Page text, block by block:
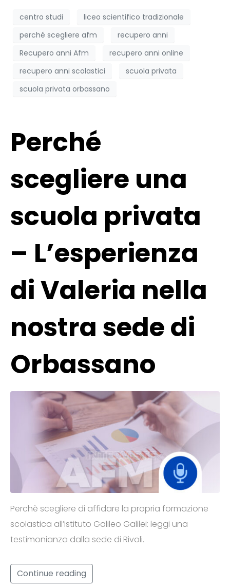
centro studi
liceo scientifico tradizionale
perché scegliere afm
recupero anni
Recupero anni Afm
recupero anni online
recupero anni scolastici
scuola privata
scuola privata orbassano
Perché
scegliere una
scuola privata
– L’esperienza
di Valeria nella
nostra sede di
Orbassano
Perchè scegliere di affidare la propria formazione
scolastica all’istituto Galileo Galilei: leggi una
testimonianza dalla sede di Rivoli.
Continue reading